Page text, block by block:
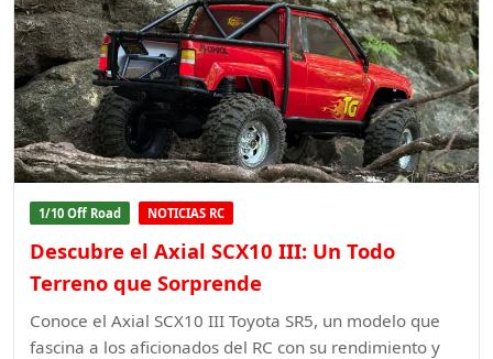
1/10 Off Road NOTICIAS RC
Descubre el Axial SCX10 III: Un Todo
Terreno que Sorprende
Conoce el Axial SCX10 III Toyota SR5, un modelo que
fascina a los aficionados del RC con su rendimiento y